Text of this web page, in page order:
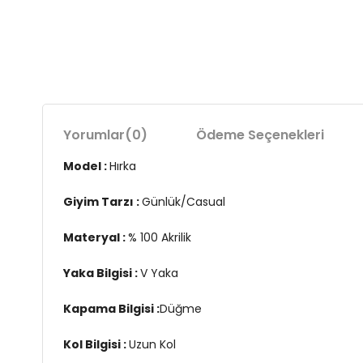
Yorumlar(0) Ödeme Seçenekleri
Model :Hırka
Giyim Tarzı :Günlük/Casual
Materyal :% 100 Akrilik
Yaka Bilgisi :V Yaka
Kapama Bilgisi :Düğme
Kol Bilgisi :Uzun Kol